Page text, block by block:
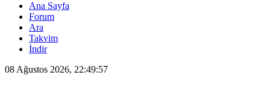
Ana Sayfa
Forum
Ara
Takvim
İndir
08 Ağustos 2026, 22:49:57